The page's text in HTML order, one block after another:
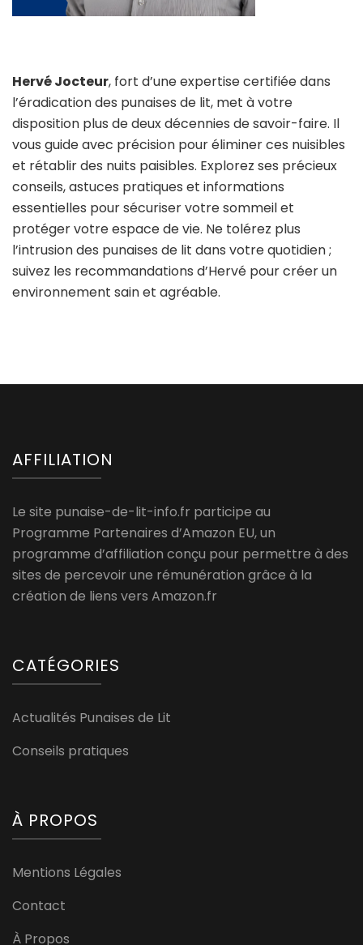
Hervé Jocteur, fort d’une expertise certifiée dans
l’éradication des punaises de lit, met à votre
disposition plus de deux décennies de savoir-faire. Il
vous guide avec précision pour éliminer ces nuisibles
et rétablir des nuits paisibles. Explorez ses précieux
conseils, astuces pratiques et informations
essentielles pour sécuriser votre sommeil et
protéger votre espace de vie. Ne tolérez plus
l’intrusion des punaises de lit dans votre quotidien ;
suivez les recommandations d’Hervé pour créer un
environnement sain et agréable.
AFFILIATION
Le site punaise-de-lit-info.fr participe au
Programme Partenaires d’Amazon EU, un
programme d’affiliation conçu pour permettre à des
sites de percevoir une rémunération grâce à la
création de liens vers Amazon.fr
CATÉGORIES
Actualités Punaises de Lit
Conseils pratiques
À PROPOS
Mentions Légales
Contact
À Propos